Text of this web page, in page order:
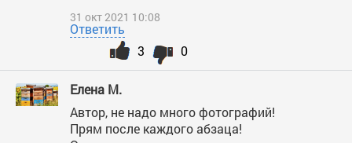
31 окт 2021 10:08
Ответить
0
3
Елена М.
Автор, не надо много фотографий!
Прям после каждого абзаца!